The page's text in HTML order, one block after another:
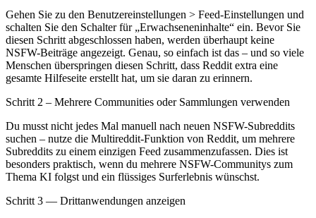
Gehen Sie zu den Benutzereinstellungen > Feed-Einstellungen und
schalten Sie den Schalter für „Erwachseneninhalte“ ein. Bevor Sie
diesen Schritt abgeschlossen haben, werden überhaupt keine
NSFW-Beiträge angezeigt. Genau, so einfach ist das – und so viele
Menschen überspringen diesen Schritt, dass Reddit extra eine
gesamte Hilfeseite erstellt hat, um sie daran zu erinnern.
Schritt 2 – Mehrere Communities oder Sammlungen verwenden
Du musst nicht jedes Mal manuell nach neuen NSFW-Subreddits
suchen – nutze die Multireddit-Funktion von Reddit, um mehrere
Subreddits zu einem einzigen Feed zusammenzufassen. Dies ist
besonders praktisch, wenn du mehrere NSFW-Communitys zum
Thema KI folgst und ein flüssiges Surferlebnis wünschst.
Schritt 3 — Drittanwendungen anzeigen